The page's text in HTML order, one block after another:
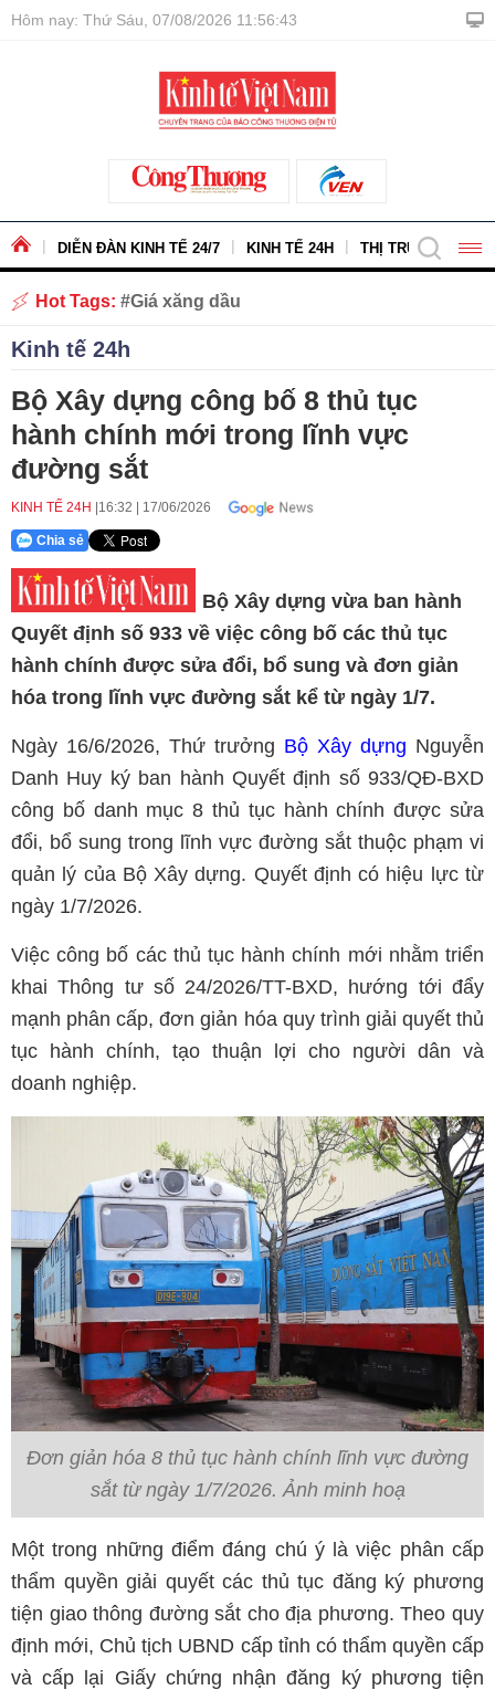
Hôm nay: Thứ Sáu, 07/08/2026 11:56:44
DIỄN ĐÀN KINH TẾ 24/7 KINH TẾ 24H THỊ TRƯỜNG -
Hot Tags: Giá xăng dầu
Kinh tế 24h
Bộ Xây dựng công bố 8 thủ tục
hành chính mới trong lĩnh vực
đường sắt
KINH TẾ 24H 16:32 17/06/2026
Chia sẻ
Bộ Xây dựng vừa ban hành
Quyết định số 933 về việc công bố các thủ tục
hành chính được sửa đổi, bổ sung và đơn giản
hóa trong lĩnh vực đường sắt kể từ ngày 1/7.
Ngày 16/6/2026, Thứ trưởng Bộ Xây dựng Nguyễn
Danh Huy ký ban hành Quyết định số 933/QĐ-BXD
công bố danh mục 8 thủ tục hành chính được sửa
đổi, bổ sung trong lĩnh vực đường sắt thuộc phạm vi
quản lý của Bộ Xây dựng. Quyết định có hiệu lực từ
ngày 1/7/2026.
Việc công bố các thủ tục hành chính mới nhằm triển
khai Thông tư số 24/2026/TT-BXD, hướng tới đẩy
mạnh phân cấp, đơn giản hóa quy trình giải quyết thủ
tục hành chính, tạo thuận lợi cho người dân và
doanh nghiệp.
Đơn giản hóa 8 thủ tục hành chính lĩnh vực đường
sắt từ ngày 1/7/2026. Ảnh minh hoạ
Một trong những điểm đáng chú ý là việc phân cấp
thẩm quyền giải quyết các thủ tục đăng ký phương
tiện giao thông đường sắt cho địa phương. Theo quy
định mới, Chủ tịch UBND cấp tỉnh có thẩm quyền cấp
và cấp lại Giấy chứng nhận đăng ký phương tiện